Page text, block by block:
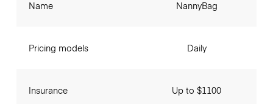
Name
Pricing models
Insurance
NannyBag
Daily
Up to $1100